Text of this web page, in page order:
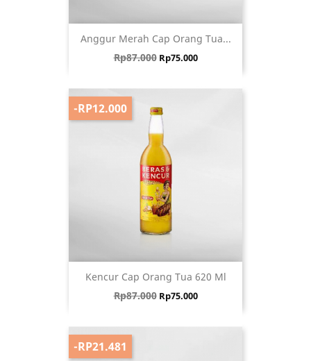
Anggur Merah Cap Orang Tua...
Harga biasa
Rp87.000 Harga
Rp75.000
Kencur Cap Orang Tua 620 Ml
Harga biasa
Rp87.000 Harga
Rp75.000
-RP12.000
-RP21.481